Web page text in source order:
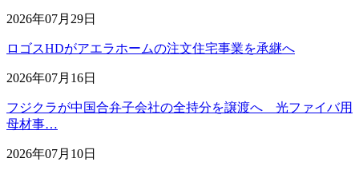
2026年07月29日
ロゴスHDがアエラホームの注文住宅事業を承継へ
2026年07月16日
フジクラが中国合弁子会社の全持分を譲渡へ 光ファイバ用
母材事…
2026年07月10日